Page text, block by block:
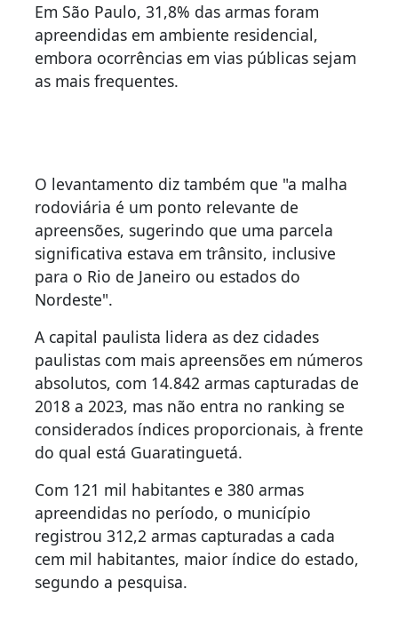
Em São Paulo, 31,8% das armas foram
apreendidas em ambiente residencial,
embora ocorrências em vias públicas sejam
as mais frequentes.
O levantamento diz também que "a malha
rodoviária é um ponto relevante de
apreensões, sugerindo que uma parcela
significativa estava em trânsito, inclusive
para o Rio de Janeiro ou estados do
Nordeste".
A capital paulista lidera as dez cidades
paulistas com mais apreensões em números
absolutos, com 14.842 armas capturadas de
2018 a 2023, mas não entra no ranking se
considerados índices proporcionais, à frente
do qual está Guaratinguetá.
Com 121 mil habitantes e 380 armas
apreendidas no período, o município
registrou 312,2 armas capturadas a cada
cem mil habitantes, maior índice do estado,
segundo a pesquisa.